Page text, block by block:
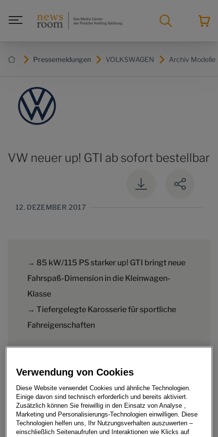
Pressemeldungen VOLKSWAGEN Archiv Modelle
VW neuer up! GTI ab sofort bestellbar
12. DEZEMBER 2017
→ 85 kW/115 PS starker up! GTI bringt neue
Fahrspaß-Dimension in die Kleinwagen-
Klasse
→ Tiefergelegte Karosserie für sportliche
Fahreigenschaften
Mit niedrigem Gewicht, kraftvollem Motor,
Sportfahrwerk und den typischen GTI-Merkmalen im In-
und Exterieur bringt Volkswagen in Kürze den neuen up!
GTI auf den Markt. Damit ist der beliebte Kleinwagen
Verwendung von Cookies
Diese Website verwendet Cookies und ähnliche Technologien.
Einige davon sind technisch erforderlich und bereits aktiviert.
Zusätzlich können Sie freiwillig in den Einsatz von Analyse ,
Marketing und Personalisierungs-Technologien einwilligen. Diese
Technologien helfen uns, Ihr Nutzungsverhalten auszuwerten –
einschließlich Seitenaufrufen und Interaktionen wie Klicks auf